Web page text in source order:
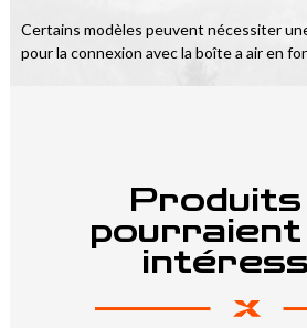
Certains modèles peuvent nécessiter
pour la connexion avec la boîte a air en
Produits
pourraient